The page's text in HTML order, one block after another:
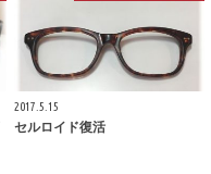
2017.5.15
セルロイド復活